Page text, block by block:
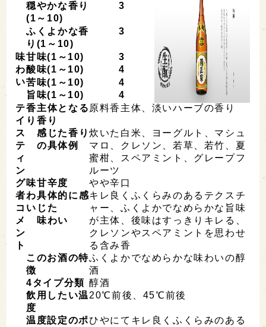
穏やかな香り
(1～10)
3
ふくよかな香
り(1～10)
3
味
わ
い
甘味(1～10)
3
酸味(1～10)
4
苦味(1～10)
4
旨味(1～10)
4
テ
イ
ス
テ
ィ
ン
グ
者
コ
メ
ン
ト
香
り
主体となる
香り
原料香主体、淡いハーブの香り
感じた香り
の具体例
炊いた白米、ヨーグルト、マシュ
マロ、クレソン、若草、若竹、夏
蜜柑、スペアミント、グレープフ
ルーツ
味
わ
い
甘辛度
やや辛口
具体的に感
じた
味わい
キレ良くふくらみのあるテクスチ
ャー、ふくよかでなめらかな旨味
が主体、後味はすっきりキレる、
クレソンやスペアミントを思わせ
る含み香
このお酒の特
徴
ふくよかでなめらかな味わいの醇
酒
4タイプ分類 醇酒
飲用したい温
度
20℃前後、45℃前後
温度設定のポひやにてキレ良くふくらみのある